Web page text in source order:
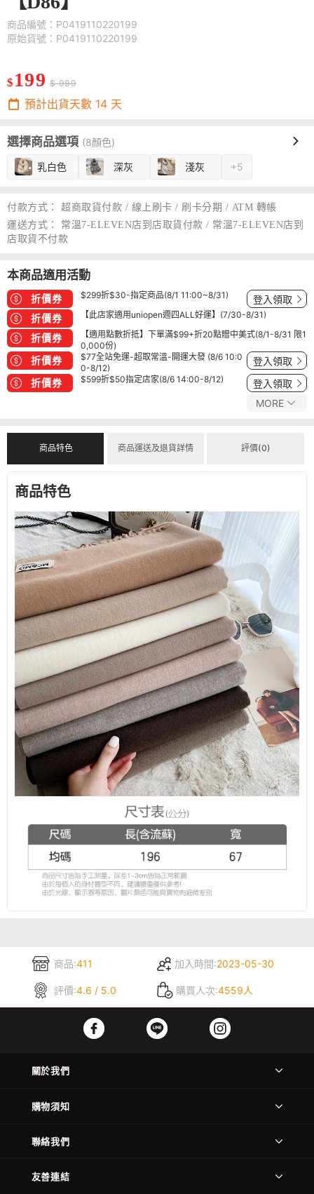
商品編號：P0419110220199
原始貨號：P0419110220199
$ 199 $ 999
預計出貨天數 14 天
選擇商品選項 (8顏色)
乳白色 深灰 淺灰 +5
付款方式：
超商取貨付款 / 線上刷卡 / 刷卡分期 / ATM 轉帳
運送方式：
常溫7-ELEVEN店到店取貨付款 / 常溫7-ELEVEN店到
店取貨不付款
本商品適用活動
折價券 $299折$30-指定商品(8/1 11:00~8/31) 登入領取
折價券 【此店家適用uniopen週四ALL好運】(7/30-8/31)
折價券
【適用點數折抵】下單滿$99+折20點贈中美式(8/1-8/31 限1
0,000份)
折價券
$77全站免運-超取常溫-開運大發 (8/6 10:0
0-8/12)
登入領取
折價券 $599折$50指定店家(8/6 14:00-8/12) 登入領取
MORE
商品特色 商品運送及退貨詳情 評價(0)
商品特色
商品:411 加入時間:2023-05-30
評價:4.6 / 5.0 購買人次:4559人
關於我們
購物須知
聯絡我們
友善連結